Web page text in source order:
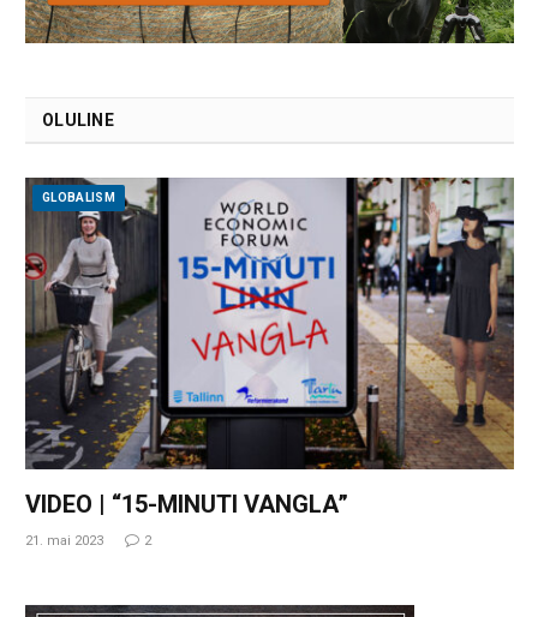
OLULINE
GLOBALISM
VIDEO | “15-MINUTI VANGLA”
21. mai 2023 2